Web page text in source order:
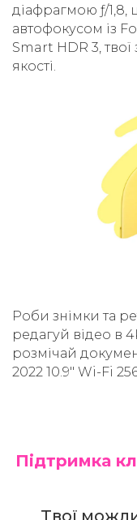
діафрагмою ƒ/
автофокусом із
Smart HDR 3,
якості.
Роби знімки та
редагуй відео в
розмічай
2022 10.9" Wi-Fi
Підтримка